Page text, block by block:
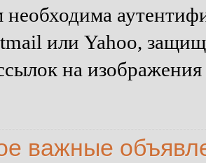
необходима
или Yahoo,
на
важные